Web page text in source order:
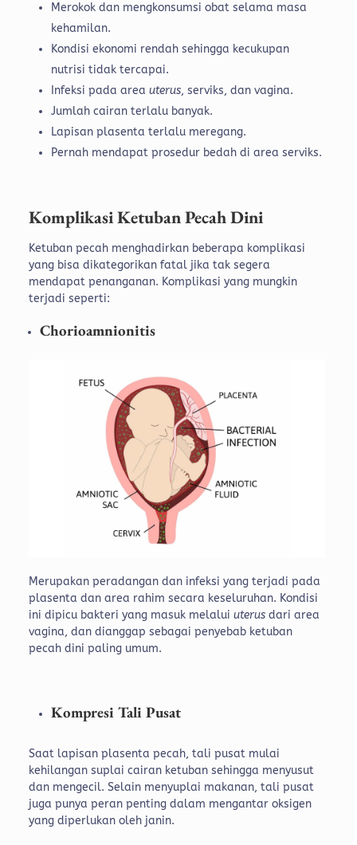
Merokok dan mengkonsumsi obat selama masa
kehamilan.
Kondisi ekonomi rendah sehingga kecukupan
nutrisi tidak tercapai.
Infeksi pada area uterus, serviks, dan vagina.
Jumlah cairan terlalu banyak.
Lapisan plasenta terlalu meregang.
Pernah mendapat prosedur bedah di area serviks.
Komplikasi Ketuban Pecah Dini
Ketuban pecah menghadirkan beberapa komplikasi
yang bisa dikategorikan fatal jika tak segera
mendapat penanganan. Komplikasi yang mungkin
terjadi seperti:
Chorioamnionitis
Merupakan peradangan dan infeksi yang terjadi pada
plasenta dan area rahim secara keseluruhan. Kondisi
ini dipicu bakteri yang masuk melalui uterusdari area
vagina, dan dianggap sebagai penyebab ketuban
pecah dini paling umum.
Kompresi Tali Pusat
Saat lapisan plasenta pecah, tali pusat mulai
kehilangan suplai cairan ketuban sehingga menyusut
dan mengecil. Selain menyuplai makanan, tali pusat
juga punya peran penting dalam mengantar oksigen
yang diperlukan oleh janin.